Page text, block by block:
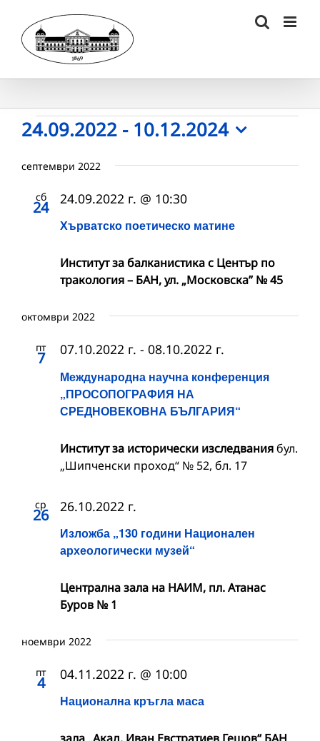
content
Събития
24.09.2022 - 10.12.2024
date.
септември 2022
сб
24
Хърватско поетическо матине
24.09.2022 г. @ 10:30
Институт за балканистика с Център по
тракология – БАН, ул. „Московска” № 45
октомври 2022
пт
7
Международна научна конференция
„ПРОСОПОГРАФИЯ НА
СРЕДНОВЕКОВНА БЪЛГАРИЯ“
07.10.2022 г. - 08.10.2022 г.
Институт за исторически изследваниябул.
„Шипченски проход“ № 52, бл. 17
ср
26
Изложба „130 години Национален
археологически музей“
26.10.2022 г.
Централна зала на НАИМ, пл. Атанас
Буров № 1
ноември 2022
пт
4
Национална кръгла маса
04.11.2022 г. @ 10:00